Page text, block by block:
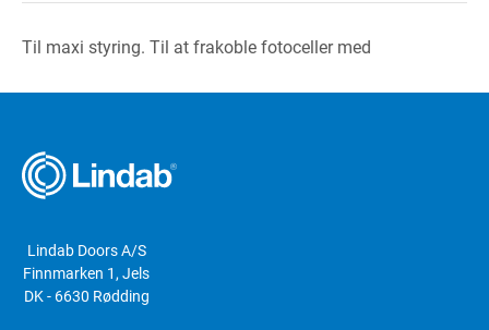
Til maxi styring. Til at frakoble fotoceller med
Lindab Doors A/S
Finnmarken 1, Jels
DK - 6630 Rødding